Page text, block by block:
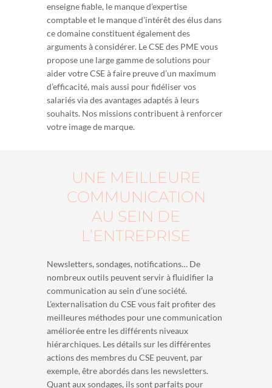
enseigne fiable, le manque d’expertise
comptable et le manque d’intérêt des élus dans
ce domaine constituent également des
arguments à considérer. Le CSE des PME vous
propose une large gamme de solutions pour
aider votre CSE à faire preuve d’un maximum
d’efficacité, mais aussi pour fidéliser vos
salariés via des avantages adaptés à leurs
souhaits. Nos missions contribuent à renforcer
votre image de marque.
UNE MEILLEURE
COMMUNICATION
AU SEIN DE
L’ENTREPRISE
Newsletters, sondages, notifications… De
nombreux outils peuvent servir à fluidifier la
communication au sein d’une société.
L’externalisation du CSE vous fait profiter des
meilleures méthodes pour une communication
améliorée entre les différents niveaux
hiérarchiques. Les détails sur les différentes
actions des membres du CSE peuvent, par
exemple, être abordés dans les newsletters.
Quant aux sondages, ils sont parfaits pour